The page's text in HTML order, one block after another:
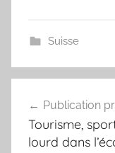
Suisse
de
l’article
Publication
Tourisme,
lourd dans